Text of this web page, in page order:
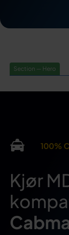
Section — Hero
100%
Kjør